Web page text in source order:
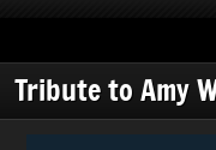
Tribute to Amy